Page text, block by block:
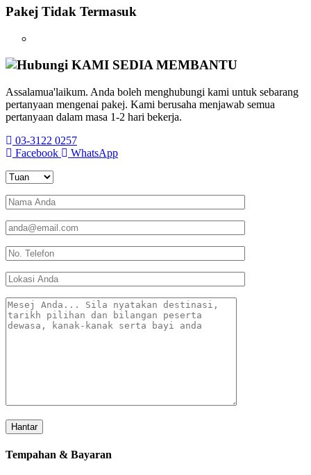
Pakej Tidak Termasuk
KAMI SEDIA MEMBANTU
Assalamua'laikum. Anda boleh menghubungi kami untuk sebarang
pertanyaan mengenai pakej. Kami berusaha menjawab semua
pertanyaan dalam masa 1-2 hari bekerja.
03-3122 0257
Facebook
WhatsApp
Tempahan & Bayaran